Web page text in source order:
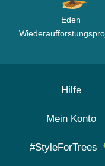
Eden
Hilfe
Mein Konto
#StyleForTrees